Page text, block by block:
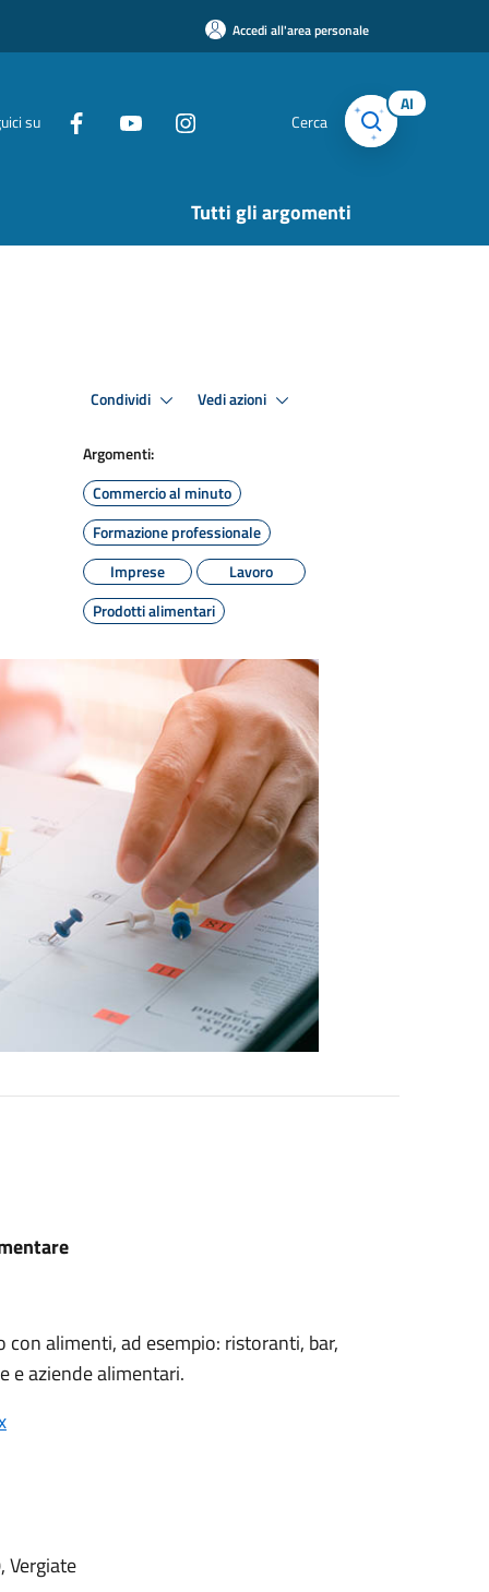
Accedi all'area personale
su Cerca
AI
Tutti gli argomenti
Condividi Vedi azioni
Argomenti:
Commercio al minuto
Formazione professionale
Imprese
Lavoro
Prodotti alimentari
alimenti, ad esempio: ristoranti, bar,
e aziende alimentari.
Vergiate